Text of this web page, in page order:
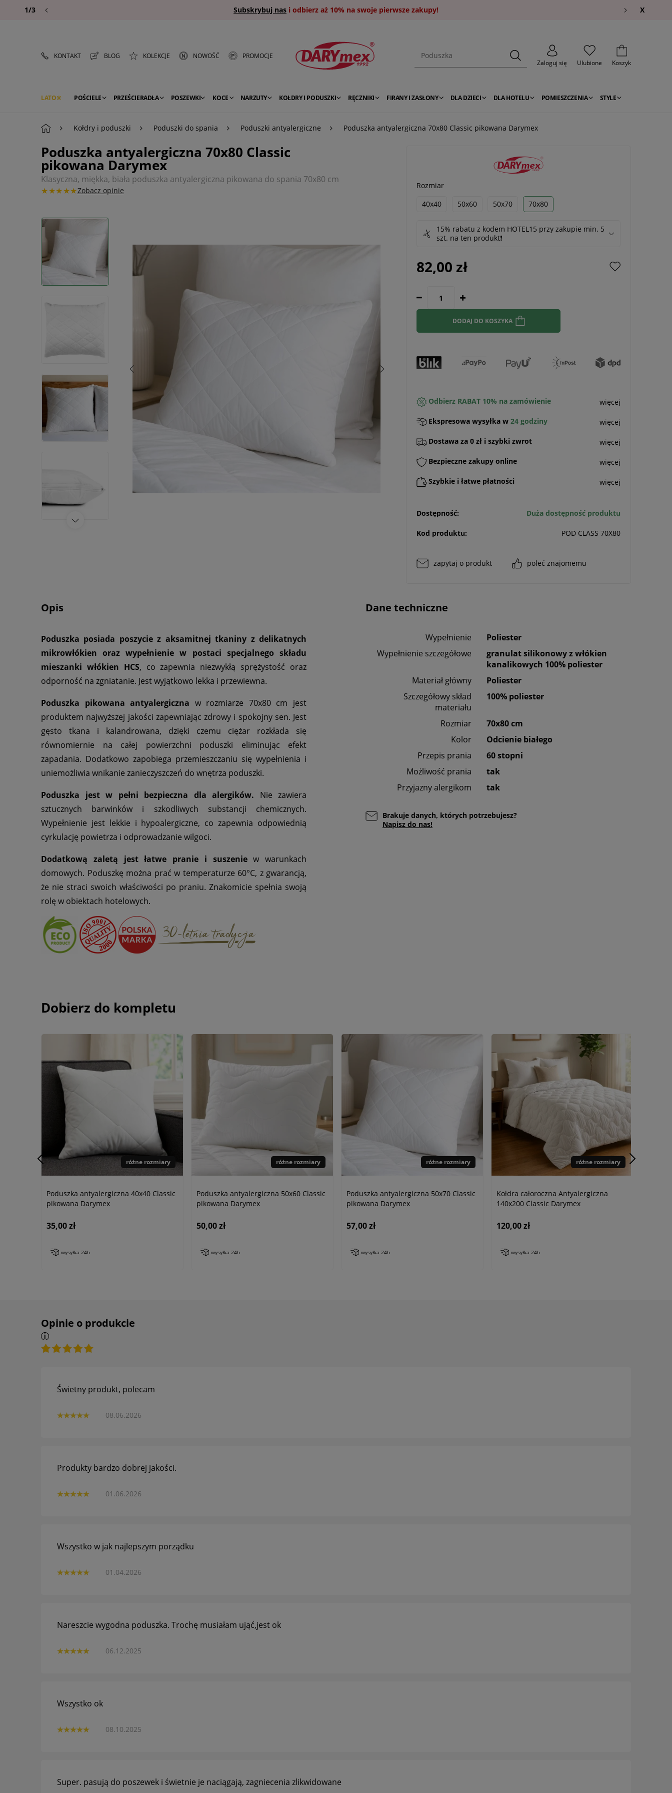
Subskrybuj nas i odbierz aż 10% na swoje pierwsze zakupy!
1/3 X
KONTAKT BLOG KOLEKCJE NOWOŚĆ
PROMOCJE
Zaloguj się
Ulubione Koszyk
LATO POŚCIELE PRZEŚCIERADŁA POSZEWKI KOCE NARZUTY KOŁDRY I PODUSZKI RĘCZNIKI FIRANY I ZASŁONY DLA DZIECI DLA HOTELU POMIESZCZENIA STYLE
Kołdry i poduszki Poduszki do spania Poduszki antyalergiczne Poduszka antyalergiczna 70x80 Classic pikowana Darymex
Poduszka antyalergiczna 70x80 Classic
pikowana Darymex
Klasyczna, miękka, biała poduszka antyalergiczna pikowana do spania 70x80 cm
★★★★★Zobacz opinie
Rozmiar
40x40
50x60 50x70 70x80
15% rabatu z kodem HOTEL15 przy zakupie min. 5
szt. na ten produkt❗️
82,00 zł
DODAJ DO KOSZYKA
Odbierz RABAT 10% na zamówienie więcej
Ekspresowa wysyłka w 24 godziny więcej
Dostawa za 0 zł i szybki zwrot więcej
Bezpieczne zakupy online więcej
Szybkie i łatwe płatności więcej
Dostępność: Duża dostępność produktu
Kod produktu: POD CLASS 70X80
zapytaj o produkt poleć znajomemu
Opis
Poduszka posiada poszycie z aksamitnej tkaniny z delikatnych
mikrowłókien oraz wypełnienie w postaci specjalnego składu
mieszanki włókien HCS, co zapewnia niezwykłą sprężystość oraz
odporność na zgniatanie. Jest wyjątkowo lekka i przewiewna.
Poduszka pikowana antyalergiczna w rozmiarze 70x80 cm jest
produktem najwyższej jakości zapewniając zdrowy i spokojny sen. Jest
gęsto tkana i kalandrowana, dzięki czemu ciężar rozkłada się
równomiernie na całej powierzchni poduszki eliminując efekt
zapadania. Dodatkowo zapobiega przemieszczaniu się wypełnienia i
uniemożliwia wnikanie zanieczyszczeń do wnętrza poduszki.
Poduszka jest w pełni bezpieczna dla alergików. Nie zawiera
sztucznych barwinków i szkodliwych substancji chemicznych.
Wypełnienie jest lekkie i hypoalergiczne, co zapewnia odpowiednią
cyrkulację powietrza i odprowadzanie wilgoci.
Dodatkową zaletą jest łatwe pranie i suszeniew warunkach
domowych. Poduszkę można prać w temperaturze 60°C, z gwarancją,
że nie straci swoich właściwości po praniu. Znakomicie spełnia swoją
rolę w obiektach hotelowych.
Dane techniczne
Wypełnienie
Poliester
Wypełnienie szczegółowe
granulat silikonowy z włókien
kanalikowych 100% poliester
Materiał główny
Poliester
Szczegółowy skład
materiału
100% poliester
Rozmiar
70x80 cm
Kolor
Odcienie białego
Przepis prania
60 stopni
Możliwość prania
tak
Przyjazny alergikom
tak
Brakuje danych, których potrzebujesz?
Napisz do nas!
Dobierz do kompletu
różne rozmiary
Poduszka antyalergiczna 40x40 Classic
pikowana Darymex
35,00 zł
wysyłka 24h
różne rozmiary
Poduszka antyalergiczna 50x60 Classic
pikowana Darymex
50,00 zł
wysyłka 24h
różne rozmiary
Poduszka antyalergiczna 50x70 Classic
pikowana Darymex
57,00 zł
wysyłka 24h
różne rozmiary
Kołdra całoroczna Antyalergiczna
140x200 Classic Darymex
120,00 zł
wysyłka 24h
Opinie o produkcie
08.06.2026
Świetny produkt, polecam
01.06.2026
Produkty bardzo dobrej jakości.
01.04.2026
Wszystko w jak najlepszym porządku
06.12.2025
Nareszcie wygodna poduszka. Trochę musiałam ująć,jest ok
08.10.2025
Wszystko ok
Super. pasują do poszewek i świetnie je naciągają, zagniecenia zlikwidowane